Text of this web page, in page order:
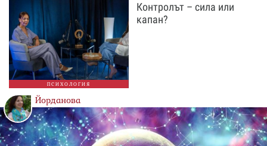
ПСИХОЛОГИЯ
Контролът – сила или
капан?
Йорданова